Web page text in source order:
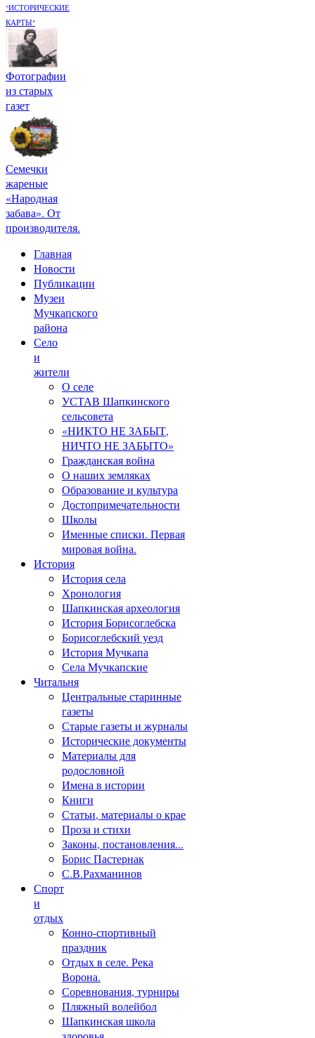
"ИСТОРИЧЕСКИЕ
КАРТЫ"
Фотографии
из старых
газет
Семечки
жареные
«Народная
забава». От
производителя.
Главная
Новости
Публикации
Музеи
Мучкапского
района
Село
и
жители
О селе
УСТАВ Шапкинского
сельсовета
«НИКТО НЕ ЗАБЫТ,
НИЧТО НЕ ЗАБЫТО»
Гражданская война
О наших земляках
Образование и культура
Достопримечательности
Школы
Именные списки. Первая
мировая война.
История
История села
Хронология
Шапкинская археология
История Борисоглебска
Борисоглебский уезд
История Мучкапа
Села Мучкапские
Читальня
Центральные старинные
газеты
Старые газеты и журналы
Исторические документы
Материалы для
родословной
Имена в истории
Книги
Статьи, материалы о крае
Проза и стихи
Законы, постановления...
Борис Пастернак
С.В.Рахманинов
Спорт
и
отдых
Конно-спортивный
праздник
Отдых в селе. Река
Ворона.
Соревнования, турниры
Пляжный волейбол
Шапкинская школа